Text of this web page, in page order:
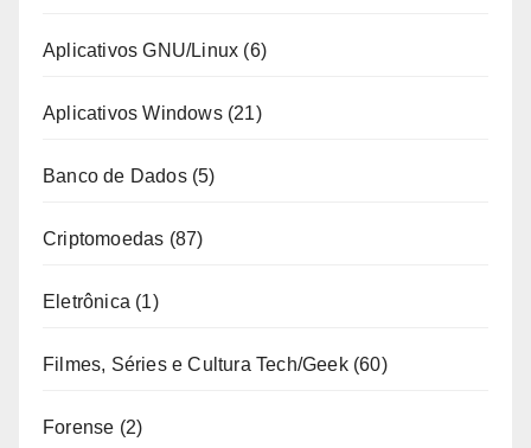
Aplicativos GNU/Linux (6)
Aplicativos Windows(21)
Banco de Dados(5)
Criptomoedas (87)
Eletrônica (1)
Filmes, Séries e Cultura Tech/Geek(60)
Forense (2)